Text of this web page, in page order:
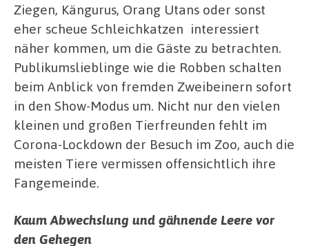
Ziegen, Kängurus, Orang Utans oder sonst
eher scheue Schleichkatzen interessiert
näher kommen, um die Gäste zu betrachten.
Publikumslieblinge wie die Robben schalten
beim Anblick von fremden Zweibeinern sofort
in den Show-Modus um. Nicht nur den vielen
kleinen und großen Tierfreunden fehlt im
Corona-Lockdown der Besuch im Zoo, auch die
meisten Tiere vermissen offensichtlich ihre
Fangemeinde.
Kaum Abwechslung und gähnende Leere vor
den Gehegen